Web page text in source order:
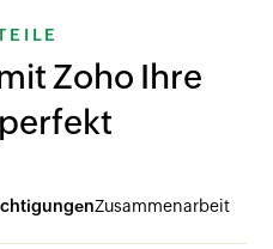
Zoho Ihre
Zusammenarbeit